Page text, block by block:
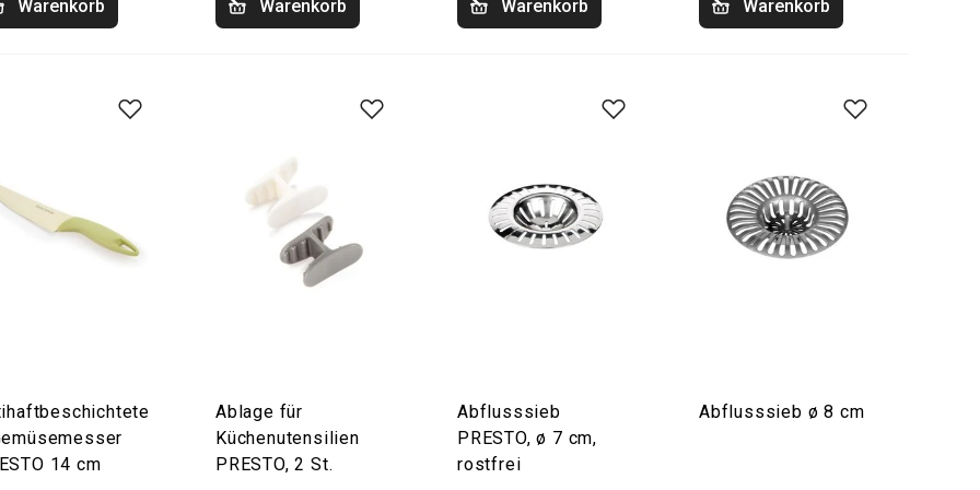
Warenkorb Warenkorb Warenkorb Warenkorb
14 cm
Ablage für
Küchenutensilien
PRESTO, 2 St.
Abflusssieb
PRESTO, ø 7 cm,
rostfrei
Abflusssieb ø 8 cm